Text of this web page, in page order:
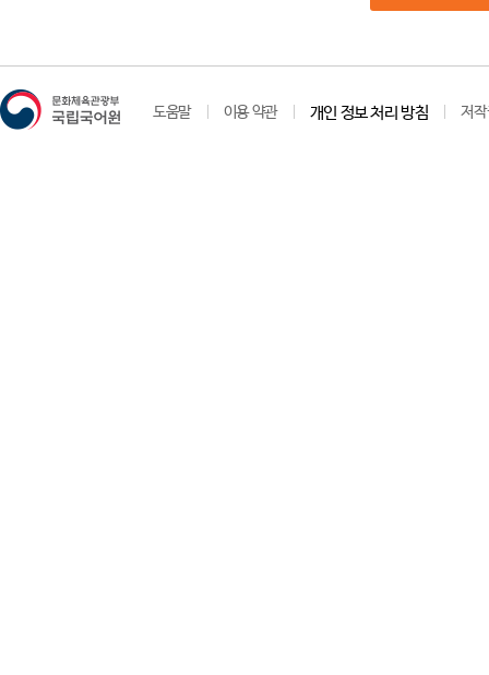
도움말 이용 약관 개인 정보 처리 방침 저